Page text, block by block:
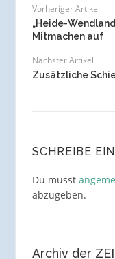
Vorheriger Artikel
„Heide-
Mitmachen auf
Nächster Artikel
Zusätzliche
SCHREIBE
Du musst
abzugeben.
Archiv der